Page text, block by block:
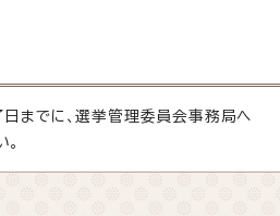
までに、選挙管理委員会事務局へ